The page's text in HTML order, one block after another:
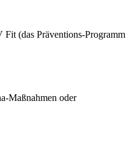
(das Präventions-Programm
Maßnahmen oder